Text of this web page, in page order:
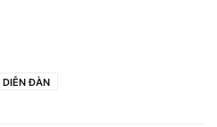
DIỄN ĐÀN